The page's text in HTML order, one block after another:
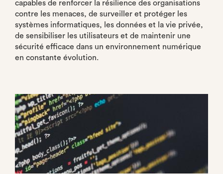
capables de renforcer la résilience des organisations
contre les menaces, de surveiller et protéger les
systèmes informatiques, les données et la vie privée,
de sensibiliser les utilisateurs et de maintenir une
sécurité efficace dans un environnement numérique
en constante évolution.